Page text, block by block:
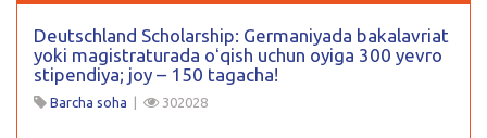
Deutschland Scholarship: Germaniyada bakalavriat
yoki magistraturada oʻqish uchun oyiga 300 yevro
stipendiya; joy – 150 tagacha!
Barcha soha | 302028